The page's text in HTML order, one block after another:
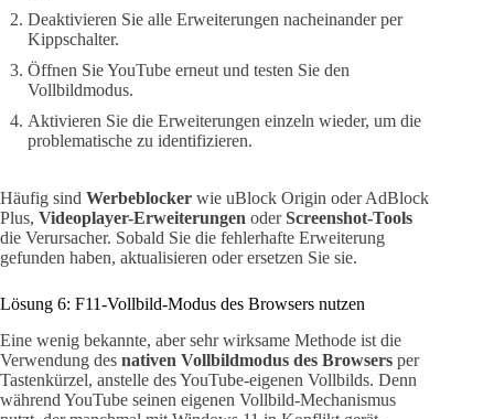
Deaktivieren Sie alle Erweiterungen nacheinander per
Kippschalter.
Öffnen Sie YouTube erneut und testen Sie den
Vollbildmodus.
Aktivieren Sie die Erweiterungen einzeln wieder, um die
problematische zu identifizieren.
Häufig sind Werbeblocker wie uBlock Origin oder AdBlock
Plus, Videoplayer-Erweiterungen oderScreenshot-Tools
die Verursacher. Sobald Sie die fehlerhafte Erweiterung
gefunden haben, aktualisieren oder ersetzen Sie sie.
Lösung 6: F11-Vollbild-Modus des Browsers nutzen
Eine wenig bekannte, aber sehr wirksame Methode ist die
Verwendung des nativen Vollbildmodus des Browsers per
Tastenkürzel, anstelle des YouTube-eigenen Vollbilds. Denn
während YouTube seinen eigenen Vollbild-Mechanismus